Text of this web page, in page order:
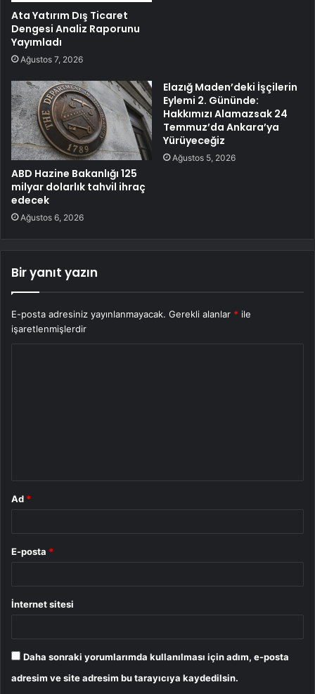
Ata Yatırım Dış Ticaret
Dengesi Analiz Raporunu
Yayımladı
Ağustos 7, 2026
ABD Hazine Bakanlığı 125
milyar dolarlık tahvil ihraç
edecek
Ağustos 6, 2026
Elazığ Maden’deki İşçilerin
Eylemi 2. Gününde:
Hakkımızı Alamazsak 24
Temmuz’da Ankara’ya
Yürüyeceğiz
Ağustos 5, 2026
Bir yanıt yazın
E-posta adresiniz yayınlanmayacak. Gerekli alanlar * ile
işaretlenmişlerdir
Ad *
E-posta *
İnternet sitesi
Daha sonraki yorumlarımda kullanılması için adım, e-posta
adresim ve site adresim bu tarayıcıya kaydedilsin.